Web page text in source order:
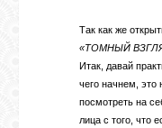
Так как же
«ТОМНЫЙ
Итак, давай
чего начнем, это
посмотреть на
лица с того, что